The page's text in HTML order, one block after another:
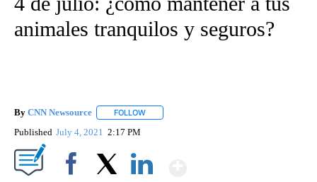
animales tranquilos y seguros?
By CNN Newsource FOLLOW
Published July 4, 2021 2:17 PM